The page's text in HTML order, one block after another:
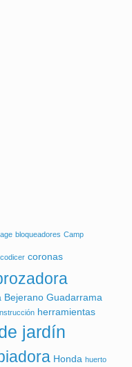
bloqueadores Camp
codicer coronas
Bejerano Guadarrama
herramientas
jardín
Honda huerto